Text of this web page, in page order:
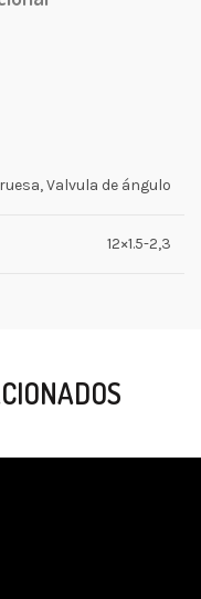
Valvula de ángulo
12×1.5-2,3